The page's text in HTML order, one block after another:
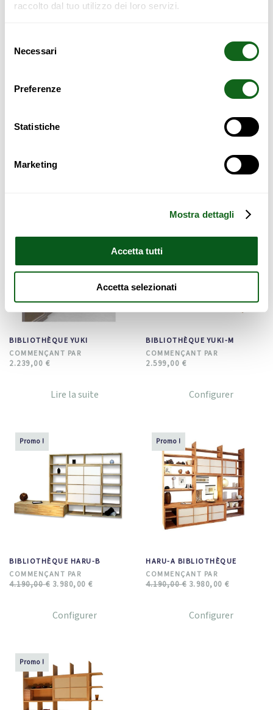
raccolto dal tuo utilizzo dei loro servizi.
delNecessari
Preferenze
Statistiche
Marketing
Mostra dettagli
Accetta tutti
Accetta selezionati
Lire la suite Lire la suite
BIBLIOTHÈQUE YUKI
2.239,00 €
Lire la suite
BIBLIOTHÈQUE YUKI-M
2.599,00 €
Configurer
Promo !
BIBLIOTHÈQUE HARU-B
4.190,00€ 3.980,00 €
Configurer
Promo !
HARU-A BIBLIOTHÈQUE
4.190,00€ 3.980,00 €
Configurer
Promo !